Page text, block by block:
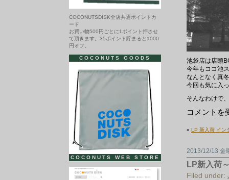
池袋店は店頭
今年もココ池
なんとなく真
今回も気に入
そんなわけで
明
日！
ル
テ
ィ・
ミ
コメントを
« LP 新入荷 イン
2013/12/13 金
LP新入荷
Filed under:
COCONUTSDISK全店共通ポイントカ
ード
お買い物500円ごとに1ポイント押させ
て頂きます。35ポイント貯まると1000
円オフ。
COCONUTS GOODS
COCONUTS WEB STORE